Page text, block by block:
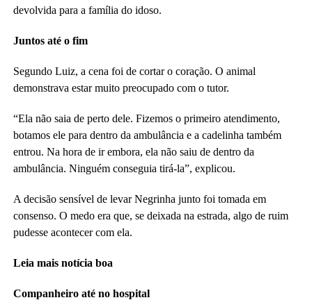
devolvida para a família do idoso.
Juntos até o fim
Segundo Luiz, a cena foi de cortar o coração. O animal
demonstrava estar muito preocupado com o tutor.
“Ela não saia de perto dele. Fizemos o primeiro atendimento,
botamos ele para dentro da ambulância e a cadelinha também
entrou. Na hora de ir embora, ela não saiu de dentro da
ambulância. Ninguém conseguia tirá-la”, explicou.
A decisão sensível de levar Negrinha junto foi tomada em
consenso. O medo era que, se deixada na estrada, algo de ruim
pudesse acontecer com ela.
Leia mais notícia boa
Companheiro até no hospital